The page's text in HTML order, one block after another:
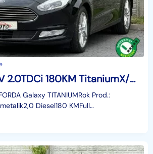
Ford Galaxy V 2.0TDCi 180KM TitaniumX/Navi/7-Foteli/GrzanaSzyba/Parktronik/Alu18
Galaxy TITANIUMRok Prod.:
Diesel180 KMFull
tapicerka +